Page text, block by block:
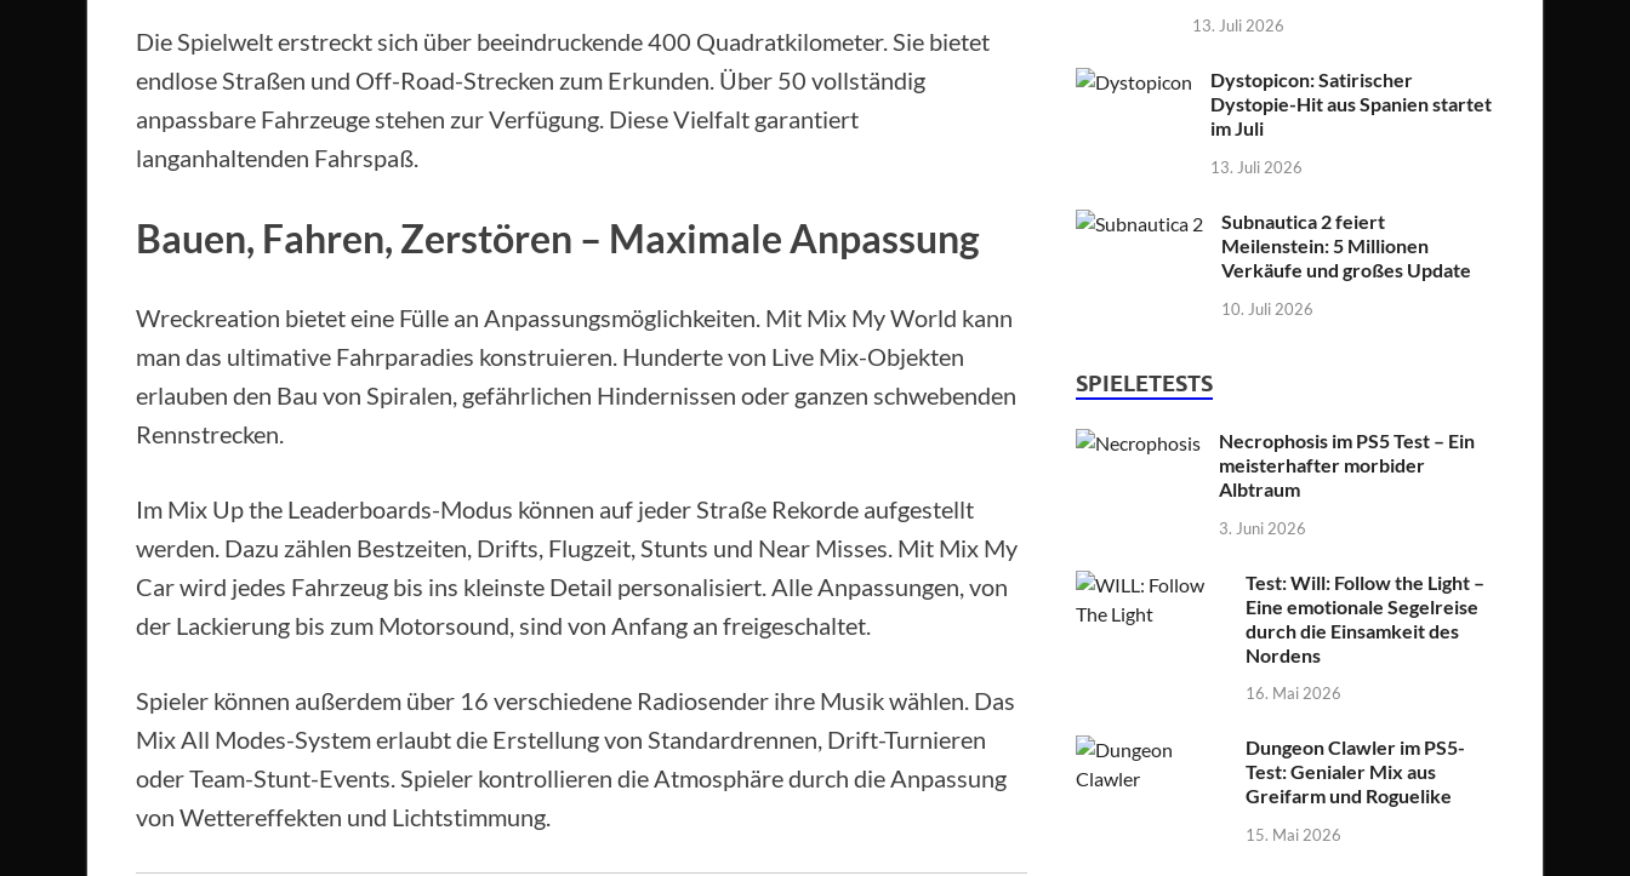
Die Spielwelt erstreckt sich über beeindruckende 400 Quadratkilometer. Sie bietet
endlose Straßen und Off-Road-Strecken zum Erkunden. Über 50 vollständig
anpassbare Fahrzeuge stehen zur Verfügung. Diese Vielfalt garantiert
langanhaltenden Fahrspaß.
Bauen, Fahren, Zerstören – Maximale Anpassung
Wreckreation bietet eine Fülle an Anpassungsmöglichkeiten. Mit Mix My World kann
man das ultimative Fahrparadies konstruieren. Hunderte von Live Mix-Objekten
erlauben den Bau von Spiralen, gefährlichen Hindernissen oder ganzen schwebenden
Rennstrecken.
Im Mix Up the Leaderboards-Modus können auf jeder Straße Rekorde aufgestellt
werden. Dazu zählen Bestzeiten, Drifts, Flugzeit, Stunts und Near Misses. Mit Mix My
Car wird jedes Fahrzeug bis ins kleinste Detail personalisiert. Alle Anpassungen, von
der Lackierung bis zum Motorsound, sind von Anfang an freigeschaltet.
Spieler können außerdem über 16 verschiedene Radiosender ihre Musik wählen. Das
Mix All Modes-System erlaubt die Erstellung von Standardrennen, Drift-Turnieren
oder Team-Stunt-Events. Spieler kontrollieren die Atmosphäre durch die Anpassung
von Wettereffekten und Lichtstimmung.
13. Juli 2026
Dystopicon: Satirischer
Dystopie-Hit aus Spanien startet
im Juli
13. Juli 2026
Subnautica 2 feiert
Meilenstein: 5 Millionen
Verkäufe und großes Update
10. Juli 2026
SPIELETESTS
Necrophosis im PS5 Test – Ein
meisterhafter morbider
Albtraum
3. Juni 2026
Test: Will: Follow the Light –
Eine emotionale Segelreise
durch die Einsamkeit des
Nordens
16. Mai 2026
Dungeon Clawler im PS5-
Test: Genialer Mix aus
Greifarm und Roguelike
15. Mai 2026